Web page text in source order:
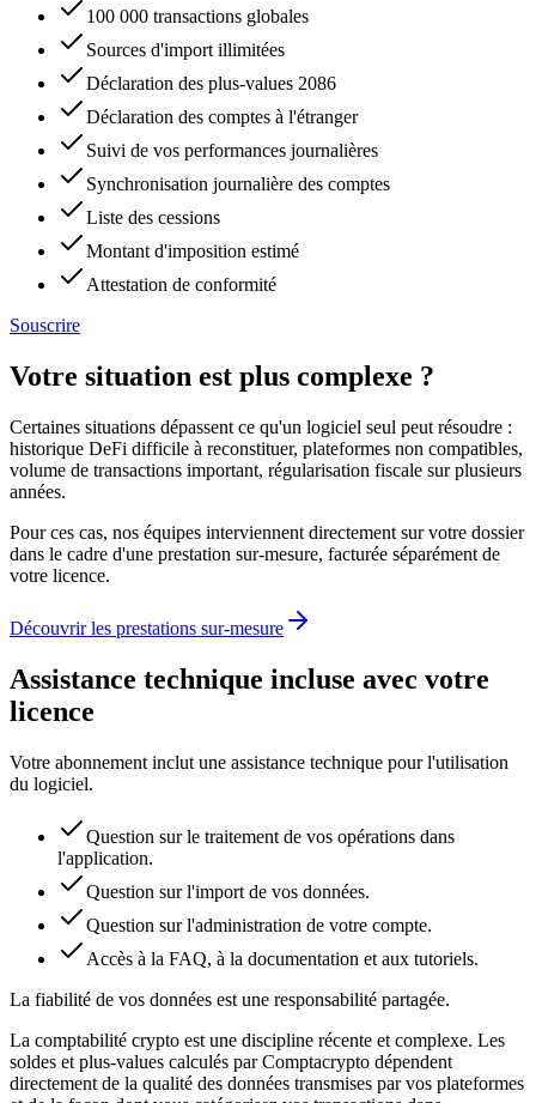
100 000 transactions globales
Sources d'import illimitées
Déclaration des plus-values 2086
Déclaration des comptes à l'étranger
Suivi de vos performances journalières
Synchronisation journalière des comptes
Liste des cessions
Montant d'imposition estimé
Attestation de conformité
Souscrire
Votre situation est plus complexe ?
Certaines situations dépassent ce qu'un logiciel seul peut résoudre :
historique DeFi difficile à reconstituer, plateformes non compatibles,
volume de transactions important, régularisation fiscale sur plusieurs
années.
Pour ces cas, nos équipes interviennent directement sur votre dossier
dans le cadre d'une prestation sur-mesure, facturée séparément de
votre licence.
Découvrir les prestations sur-mesure
Assistance technique incluse avec votre
licence
Votre abonnement inclut une assistance technique pour l'utilisation
du logiciel.
Question sur le traitement de vos opérations dans
l'application.
Question sur l'import de vos données.
Question sur l'administration de votre compte.
Accès à la FAQ, à la documentation et aux tutoriels.
La fiabilité de vos données est une responsabilité partagée.
La comptabilité crypto est une discipline récente et complexe. Les
soldes et plus-values calculés par Comptacrypto dépendent
directement de la qualité des données transmises par vos plateformes